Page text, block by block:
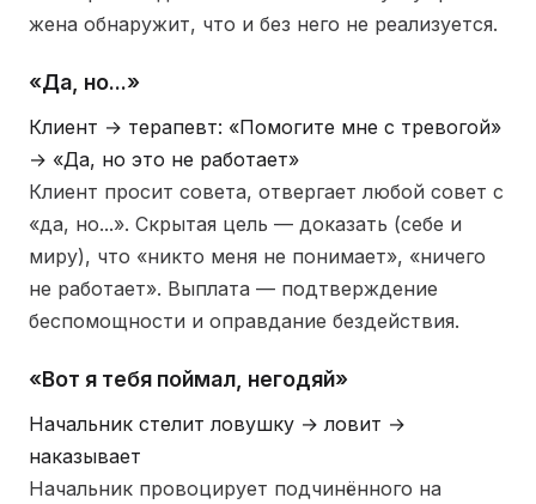
жена обнаружит, что и без него не реализуется.
«Да, но...»
Клиент → терапевт: «Помогите мне с тревогой»
→ «Да, но это не работает»
Клиент просит совета, отвергает любой совет с
«да, но...». Скрытая цель — доказать (себе и
миру), что «никто меня не понимает», «ничего
не работает». Выплата — подтверждение
беспомощности и оправдание бездействия.
«Вот я тебя поймал, негодяй»
Начальник стелит ловушку → ловит →
наказывает
Начальник провоцирует подчинённого на